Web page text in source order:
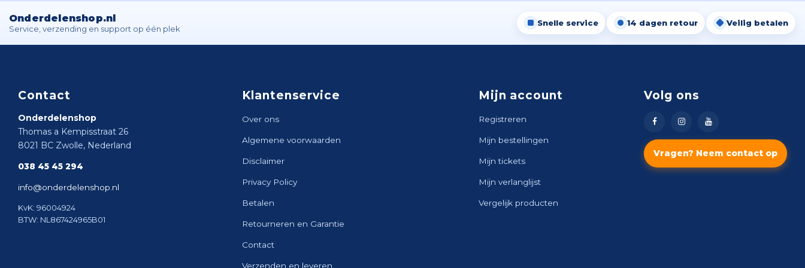
Onderdelenshop.nl
Service, verzending en support op één plek
Snelle service 14 dagen retour Veilig betalen
Contact
Onderdelenshop
Thomas a Kempisstraat 26
8021 BC Zwolle, Nederland
038 45 45 294
info@onderdelenshop.nl
KvK: 96004924
BTW: NL867424965B01
Klantenservice
Over ons
Algemene voorwaarden
Disclaimer
Privacy Policy
Betalen
Retourneren en Garantie
Contact
Verzenden en leveren
Mijn account
Registreren
Mijn bestellingen
Mijn tickets
Mijn verlanglijst
Vergelijk producten
Volg ons
Vragen? Neem contact op